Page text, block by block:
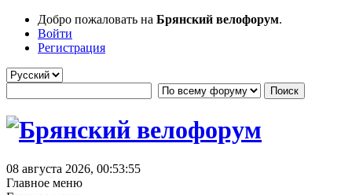
Добро пожаловать на Брянский велофорум.
Войти
Регистрация
08 августа 2026, 00:53:55
Главное меню